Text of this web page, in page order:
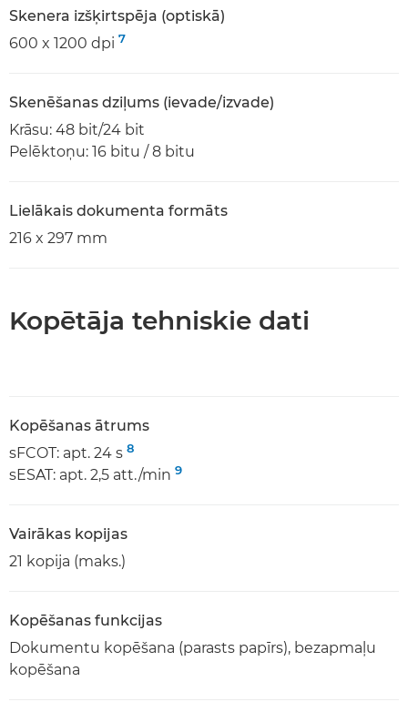
Skenera izšķirtspēja (optiskā)
600 x 1200 dpi 7
Skenēšanas dziļums (ievade/izvade)
Krāsu: 48 bit/24 bit
Pelēktoņu: 16 bitu / 8 bitu
Lielākais dokumenta formāts
216 x 297 mm
Kopētāja tehniskie dati
Kopēšanas ātrums
sFCOT: apt. 24 s 8
sESAT: apt. 2,5 att./min 9
Vairākas kopijas
21 kopija (maks.)
Kopēšanas funkcijas
Dokumentu kopēšana (parasts papīrs), bezapmaļu
kopēšana